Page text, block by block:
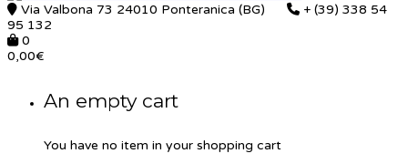
Via Valbona 73 24010 Ponteranica (BG)
+ (39) 338 54
95 132
0
0,00€
An empty cart
You have no item in your shopping cart